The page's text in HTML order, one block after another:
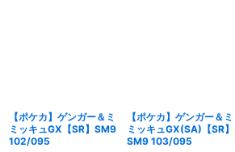
【ポケカ】ゲンガー＆ミ
ミッキュGX【SR】SM9
102/095
【ポケカ】ゲンガー＆ミ
ミッキュGX(SA)【SR】
SM9 103/095